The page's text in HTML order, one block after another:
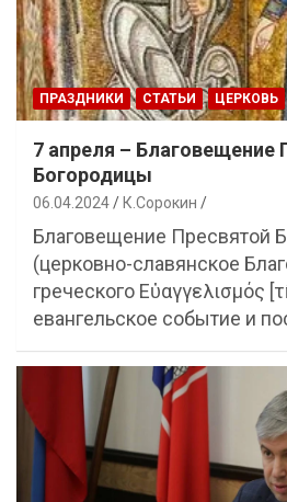
ПРАЗДНИКИ СТАТЬИ ЦЕРКОВЬ
7 апреля – Благовещение
Богородицы
06.04.2024 К.Сорокин
Благовещение Пресвятой
(церковно-славянское
греческого Εὐαγγελισμός
евангельское событие и